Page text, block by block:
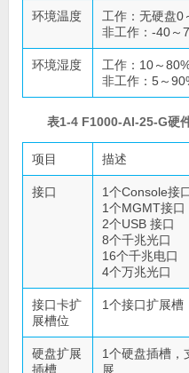
环境温度
工作：无硬盘
非工作：-40～
环境湿度
工作：10～
非工作：5～
表1-4 F1000-AI-25-G硬
项目 描述
接口
1个Console接
1个MGMT接口
2个USB 接口
8个千兆光口
16个千兆电口
4个万兆光口
接口卡扩
展槽位
1个接口扩展槽
硬盘扩展
插槽
1个硬盘插槽，
展